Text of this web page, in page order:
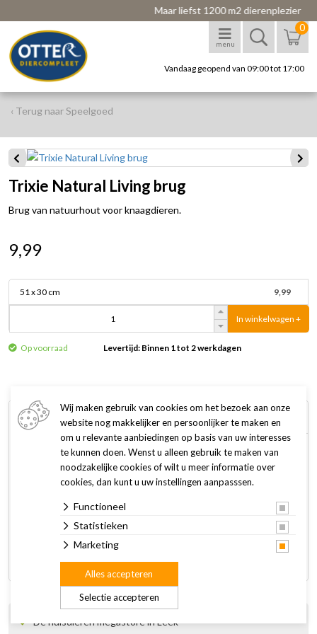
Maar liefst 1200 m2 dierenplezier
menu
0
Vandaag geopend van 09:00 tot 17:00
‹ Terug naar Speelgoed
Trixie Natural Living brug
Brug van natuurhout voor knaagdieren.
9,99
51 x 30 cm 9,99
In winkelwagen +
Op voorraad Levertijd: Binnen 1 tot 2 werkdagen
Omschrijving Specificaties
De Trixie Natural Living brug is gemaakt van natuurhout en
geeft een natuurlijke uitstraling aan het verblijf.
Afmetingen:
22 x 10 cm is geschikt voor muizen en hamsters
28 x 17 cm is geschikt voor chinchilla's en cavia's
Dé huisdieren megastore in Leek
Wij maken gebruik van cookies om het bezoek aan onze
website nog makkelijker en persoonlijker te maken en
om u relevante aanbiedingen op basis van uw interesses
te kunnen doen. Wenst u alleen gebruik te maken van
noodzakelijke cookies of wilt u meer informatie over
cookies, dan kunt u uw instellingen aanpasssen.
Functioneel
Statistieken
Marketing
Selectie accepteren
Alles accepteren